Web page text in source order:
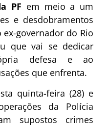
PF em meio a um
e desdobramentos
governador do Rio
que vai se dedicar
defesa e ao
que enfrenta.
quinta-feira (28) e
da Polícia
supostos crimes